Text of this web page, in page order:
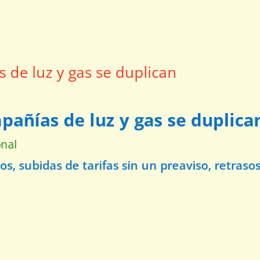
de luz y gas se
subidas de tarifas sin un preaviso,